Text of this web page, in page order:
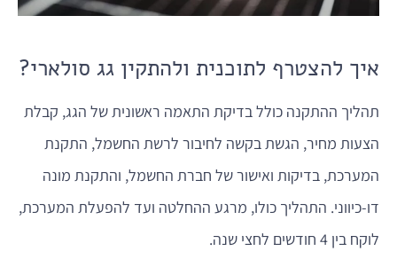
איך להצטרף לתוכנית ולהתקין גג סולארי?
תהליך ההתקנה כולל בדיקת התאמה ראשונית של הגג, קבלת
הצעות מחיר, הגשת בקשה לחיבור לרשת החשמל, התקנת
המערכת, בדיקות ואישור של חברת החשמל, והתקנת מונה
דו-כיווני. התהליך כולו, מרגע ההחלטה ועד להפעלת המערכת,
לוקח בין 4 חודשים לחצי שנה.